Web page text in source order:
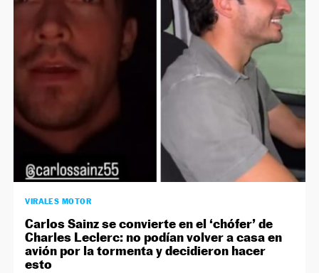
SÍGUENOS
VIRALES MOTOR
Carlos Sainz se convierte en el ‘chófer’ de
Charles Leclerc: no podían volver a casa en
avión por la tormenta y decidieron hacer
esto